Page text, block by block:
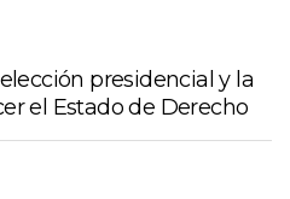
presidencial y la
el Estado de Derecho